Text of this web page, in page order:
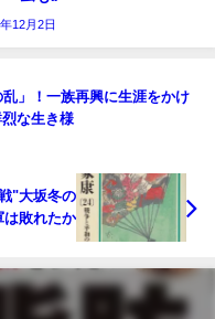
12月2日
」！一族再興に生涯をかけ
な生き様
"大坂冬の
は敗れたか